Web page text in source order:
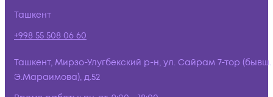
Ташкент
+998 55 508 06 60
Ташкент, Мирзо-Улугбекский р-н, ул. Сайрам 7-тор (бывш.
Э.Мараимова), д.52